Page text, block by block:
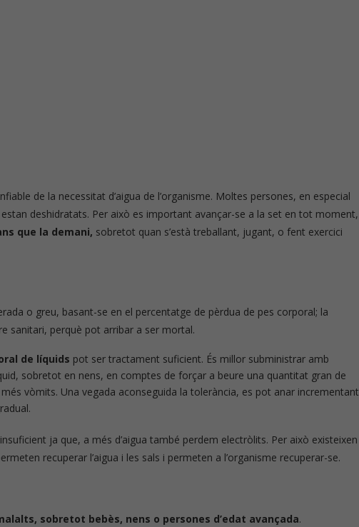
de la necessitat d’aigua de l’organisme. Moltes persones, en especial
deshidratats. Per això es important avançar-se a la set en tot moment,
que la demani, sobretot quan s’està treballant, jugant, o fent exercici
o greu, basant-se en el percentatge de pèrdua de pes corporal; la
sanitari, perquè pot arribar a ser mortal.
de líquids pot ser tractament suficient. És millor subministrar amb
sobretot en nens, en comptes de forçar a beure una quantitat gran de
vòmits. Una vegada aconseguida la tolerància, es pot anar incrementant
ja que, a més d’aigua també perdem electròlits. Per això existeixen
recuperar l’aigua i les sals i permeten a l’organisme recuperar-se.
sobretot bebès, nens o persones d’edat avançada.